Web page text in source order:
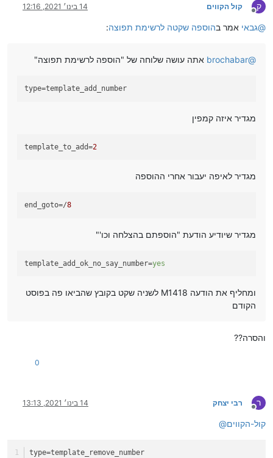
ק
מנותק
קול הקווים 14 בינו׳ 2021, 12:16
@גבאי אמר בהוספה שקטה לרשימת תפוצה:
@
brochabar אתה עושה שלוחה של "הוספה לרשימת תפוצה"
type=template_add_number
מגדיר איזה קמפין
template_to_add=2
מגדיר לאיפה יעבור אחרי ההוספה
end_goto=/8
מגדיר שיודיע הודעת "הוספתם בהצלחה וכו'"
template_add_ok_no_say_number=yes
ומחליף את הודעה M1418 לשניה שקט בקובץ שהביאו פה בפוסט
הקודם
והסרה??
0
ר
מנותק
רבי יצחק 14 בינו׳ 2021, 13:13
@קול-הקווים
type=template_remove_number